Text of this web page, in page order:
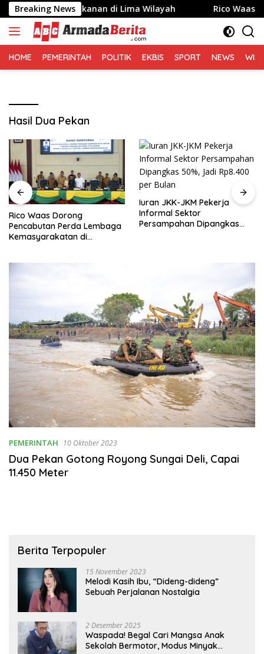
Langsung
ke
konten
Breaking News
Makanan di Lima Wilayah Rico Waas
HOME PEMERINTAH POLITIK EKBIS SPORT NEWS
Hasil Dua Pekan
Rico Waas Dorong
Pencabutan Perda Lembaga
Kemasyarakatan di
Iuran JKK-JKM Pekerja
Informal Sektor
Persampahan Dipangkas
PEMERINTAH 10 Oktober 2023
Dua Pekan Gotong Royong Sungai Deli, Capai
11.450 Meter
Berita Terpopuler
15 November 2023
Melodi Kasih Ibu, “Dideng-dideng”
Sebuah Perjalanan Nostalgia
2 Desember 2025
Waspada! Begal Cari Mangsa Anak
Sekolah Bermotor, Modus Minyak